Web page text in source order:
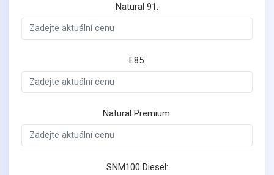
Natural 91:
E85:
Natural Premium:
SNM100 Diesel: